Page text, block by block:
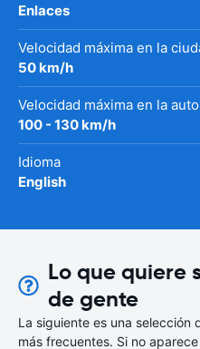
Enlaces
Velocidad máxima en la
50 km/h
Velocidad máxima en la
100 - 130 km/h
Idioma
English
Lo que quiere
de gente
La siguiente es una selección
más frecuentes. Si no